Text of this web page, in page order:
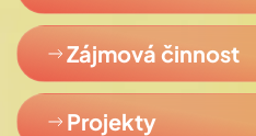
Zájmová činnost
Projekty